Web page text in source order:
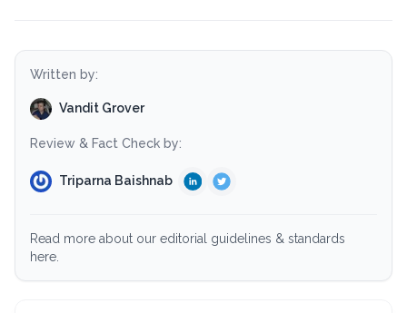
Written by:
Vandit Grover
Review & Fact Check by:
Triparna Baishnab
Read more about our editorial guidelines & standards
here.